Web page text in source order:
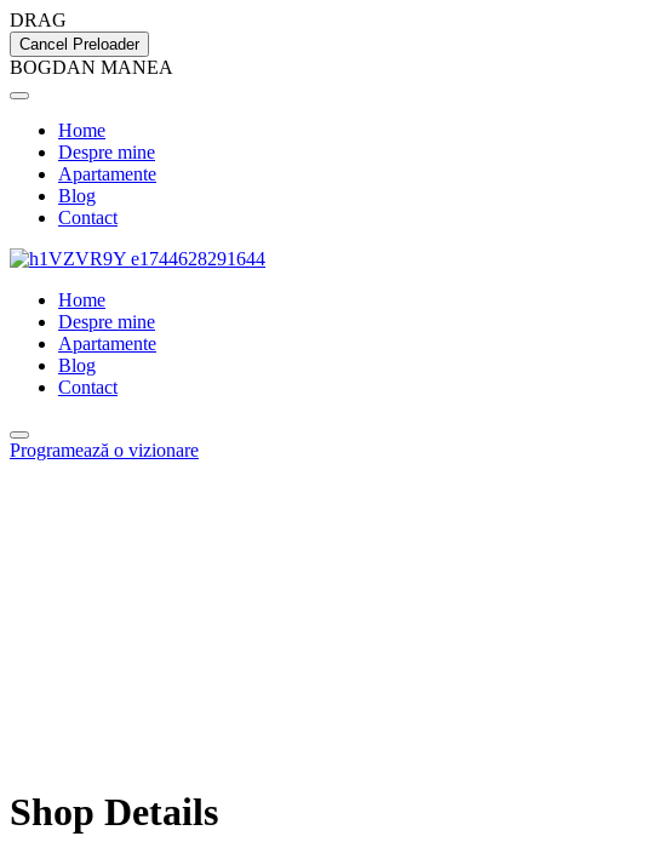
DRAG
Cancel Preloader
BOGDAN MANEA
Home
Despre mine
Apartamente
Blog
Contact
Home
Despre mine
Apartamente
Blog
Contact
Programează o vizionare
Shop Details